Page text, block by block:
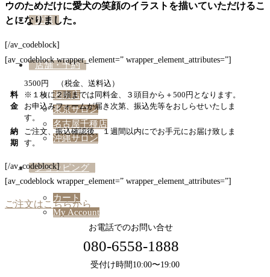
受講
店舗・予約
湘南店
東京サロン
名古屋千種店
沖縄サロン
ショッピング
カート
My Account
ウのためだけに愛犬の笑顔のイラストを描いていただけるこ
とになりました。
[/av_codeblock]
[av_codeblock wrapper_element=” wrapper_element_attributes=”]
料
金
3500円 （税金、送料込）
※１枚に２頭までは同料金、３頭目から＋500円となります。
お申込みフォームが届き次第、振込先等をおしらせいたしま
す。
納
期
ご注文、振込確認後、１週間以内にでお手元にお届け致しま
す。
[/av_codeblock]
[av_codeblock wrapper_element=” wrapper_element_attributes=”]
ご注文はこちらから
お電話でのお問い合せ
080-6558-1888
受付け時間10:00〜19:00